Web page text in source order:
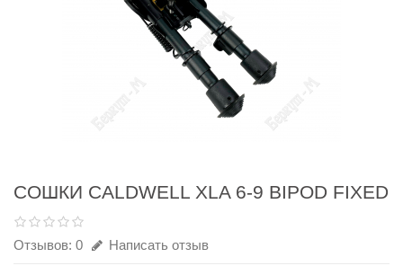
СОШКИ CALDWELL XLA 6-9 BIPOD FIXED
Отзывов: 0 Написать отзыв